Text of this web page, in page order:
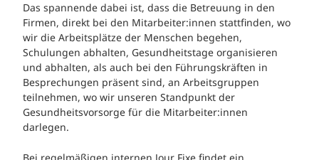
Das spannende dabei ist, dass die Betreuung in den
Firmen, direkt bei den Mitarbeiter:innen stattfinden, wo
wir die Arbeitsplätze der Menschen begehen,
Schulungen abhalten, Gesundheitstage organisieren
und abhalten, als auch bei den Führungskräften in
Besprechungen präsent sind, an Arbeitsgruppen
teilnehmen, wo wir unseren Standpunkt der
Gesundheitsvorsorge für die Mitarbeiter:innen
darlegen.